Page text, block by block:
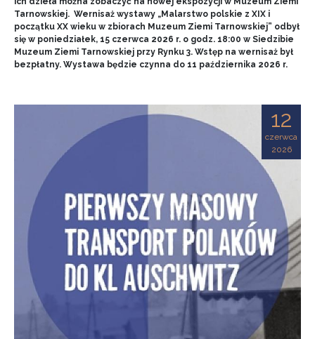
Tarnowskiej. Wernisaż wystawy „Malarstwo polskie z XIX i
początku XX wieku w zbiorach Muzeum Ziemi Tarnowskiej” odbył
się w poniedziałek, 15 czerwca 2026 r. o godz. 18:00 w Siedzibie
Muzeum Ziemi Tarnowskiej przy Rynku 3. Wstęp na wernisaż był
bezpłatny. Wystawa będzie czynna do 11 października 2026 r.
12
czerwca
2026